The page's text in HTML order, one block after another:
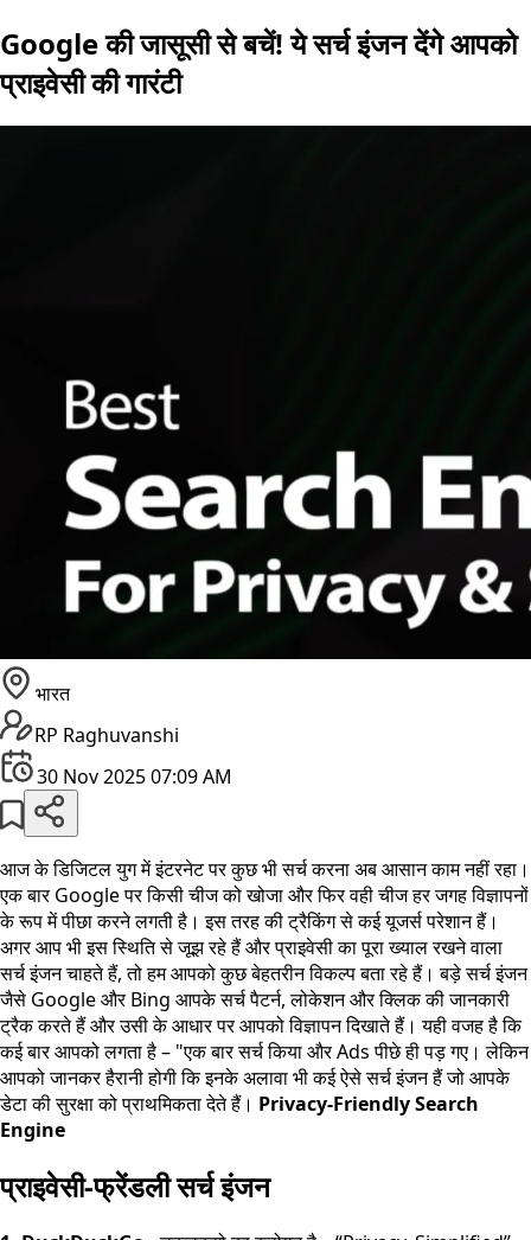
Google की जासूसी से बचें! ये सर्च इंजन देंगे आपको
प्राइवेसी की गारंटी
भारत
RP Raghuvanshi
30 Nov 2025 07:09 AM
आज के डिजिटल युग में इंटरनेट पर कुछ भी सर्च करना अब आसान काम नहीं रहा।
एक बार Google पर किसी चीज को खोजा और फिर वही चीज हर जगह विज्ञापनों
के रूप में पीछा करने लगती है। इस तरह की ट्रैकिंग से कई यूजर्स परेशान हैं।
अगर आप भी इस स्थिति से जूझ रहे हैं और प्राइवेसी का पूरा ख्याल रखने वाला
सर्च इंजन चाहते हैं, तो हम आपको कुछ बेहतरीन विकल्प बता रहे हैं। बड़े सर्च इंजन
जैसे Google और Bing आपके सर्च पैटर्न, लोकेशन और क्लिक की जानकारी
ट्रैक करते हैं और उसी के आधार पर आपको विज्ञापन दिखाते हैं। यही वजह है कि
कई बार आपको लगता है – "एक बार सर्च किया और Ads पीछे ही पड़ गए। लेकिन
आपको जानकर हैरानी होगी कि इनके अलावा भी कई ऐसे सर्च इंजन हैं जो आपके
डेटा की सुरक्षा को प्राथमिकता देते हैं। Privacy-Friendly Search
Engine
प्राइवेसी-फ्रेंडली सर्च इंजन